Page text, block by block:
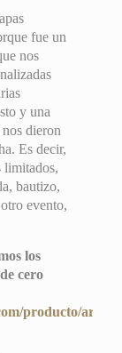
fue un
nos
y una
dieron
Es decir,
limitados,
bautizo,
evento,
los
cero
producto/